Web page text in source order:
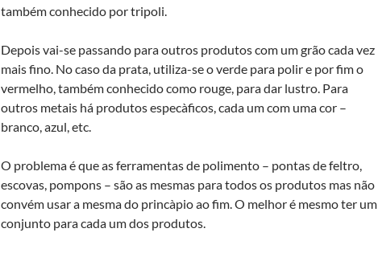
também conhecido por tripoli.
Depois vai-se passando para outros produtos com um grão cada vez
mais fino. No caso da prata, utiliza-se o verde para polir e por fim o
vermelho, também conhecido como rouge, para dar lustro. Para
outros metais há produtos especà­ficos, cada um com uma cor –
branco, azul, etc.
O problema é que as ferramentas de polimento – pontas de feltro,
escovas, pompons – são as mesmas para todos os produtos mas não
convém usar a mesma do princà­pio ao fim. O melhor é mesmo ter um
conjunto para cada um dos produtos.